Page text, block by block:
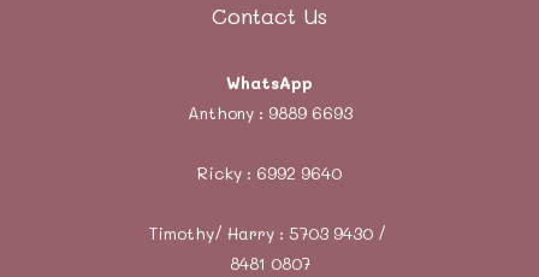
Contact Us
WhatsApp
Anthony : 9889 6693
Ricky : 6992 9640
Timothy/ Harry : 5703 9430 /
8481 0807